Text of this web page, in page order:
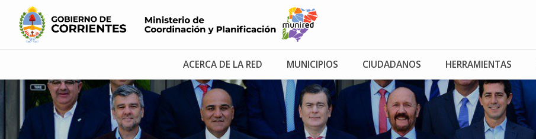
ACERCA DE LA RED MUNICIPIOS CIUDADANOS HERRAMIENTAS